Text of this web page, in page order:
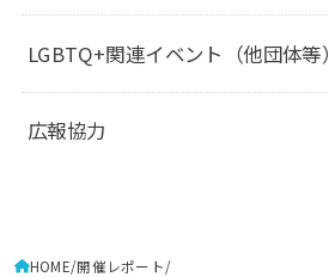
LGBTQ+関連イベント（他団体等）
広報協力
HOME 開催レポート